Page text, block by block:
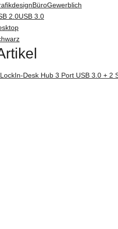
BüroGewerblich
2.0USB 3.0